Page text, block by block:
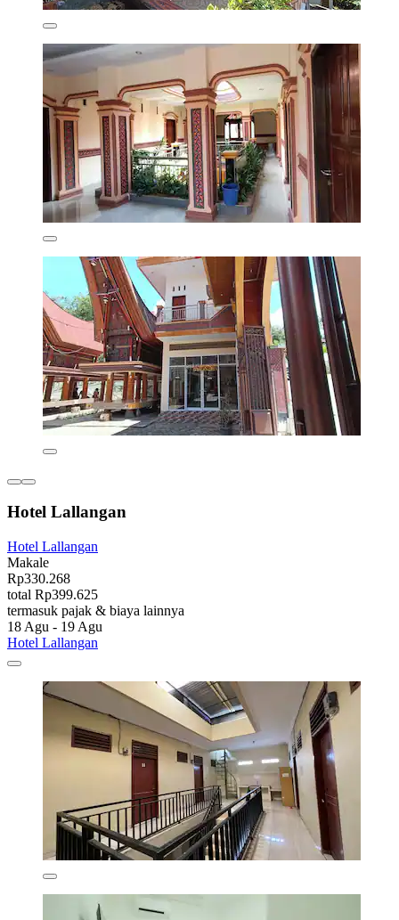
Hotel Lallangan
Hotel Lallangan
Makale
Rp330.268
total Rp399.625
termasuk pajak & biaya lainnya
18 Agu - 19 Agu
Hotel Lallangan